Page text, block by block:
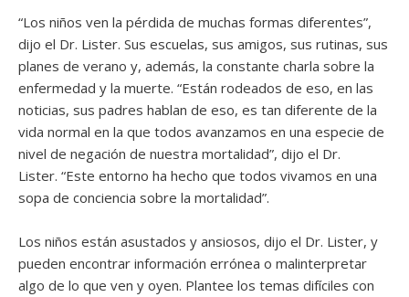
“Los niños ven la pérdida de muchas formas diferentes”,
dijo el Dr. Lister. Sus escuelas, sus amigos, sus rutinas, sus
planes de verano y, además, la constante charla sobre la
enfermedad y la muerte. “Están rodeados de eso, en las
noticias, sus padres hablan de eso, es tan diferente de la
vida normal en la que todos avanzamos en una especie de
nivel de negación de nuestra mortalidad”, dijo el Dr.
Lister. “Este entorno ha hecho que todos vivamos en una
sopa de conciencia sobre la mortalidad”.
Los niños están asustados y ansiosos, dijo el Dr. Lister, y
pueden encontrar información errónea o malinterpretar
algo de lo que ven y oyen. Plantee los temas difíciles con